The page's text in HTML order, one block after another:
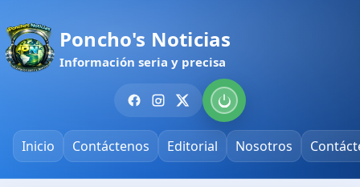
Poncho's Noticias
Información seria y precisa
Inicio Contáctenos Editorial Nosotros